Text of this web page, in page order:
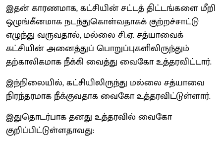
இதன் காரணமாக, கட்சியின் சட்டத் திட்டங்களை மீறி
ஒழுங்கீனமாக நடந்துகொள்வதாகக் குற்றச்சாட்டு
எழுந்து வருவதால், மல்லை சி.ஏ. சத்யாவைக்
கட்சியின் அனைத்துப் பொறுப்புகளிலிருந்தும்
தற்காலிகமாக நீக்கி வைத்து வைகோ உத்தரவிட்டார்.
இந்நிலையில், கட்சியிலிருந்து மல்லை சத்யாவை
நிரந்தரமாக நீக்குவதாக வைகோ உத்தரவிட்டுள்ளார்.
இதுதொடர்பாக தனது உத்தரவில் வைகோ
குறிப்பிட்டுள்ளதாவது: